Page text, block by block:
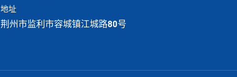
地址
荆州市监利市容城镇江城路80号